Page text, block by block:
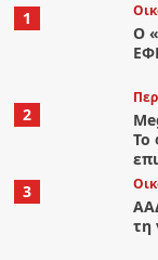
1
Ο
2
Το
3
τη